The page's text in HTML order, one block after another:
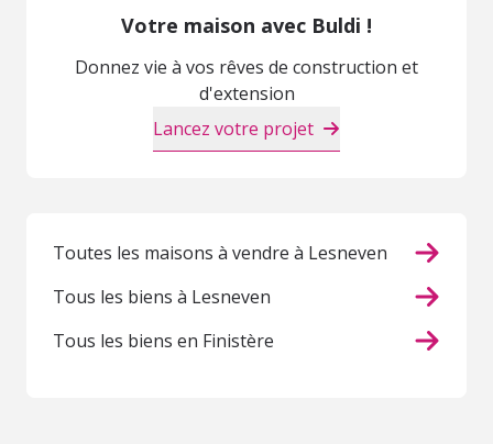
Votre maison avec Buldi !
Donnez vie à vos rêves de construction et
d'extension
Lancez votre projet
Toutes les maisons à vendre à Lesneven
Tous les biens à Lesneven
Tous les biens en Finistère